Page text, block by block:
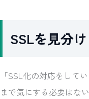
SSLを見分
「SSL化の対応をして
まで気にする必要はな